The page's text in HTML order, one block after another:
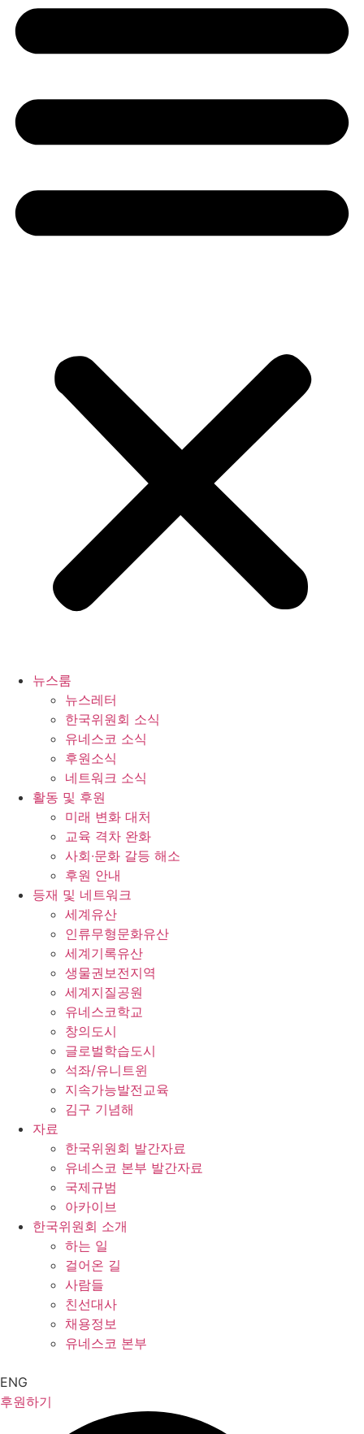
뉴스룸
뉴스레터
한국위원회 소식
유네스코 소식
후원소식
네트워크 소식
활동 및 후원
미래 변화 대처
교육 격차 완화
사회∙문화 갈등 해소
후원 안내
등재 및 네트워크
세계유산
인류무형문화유산
세계기록유산
생물권보전지역
세계지질공원
유네스코학교
창의도시
글로벌학습도시
석좌/유니트윈
지속가능발전교육
김구 기념해
자료
한국위원회 발간자료
유네스코 본부 발간자료
국제규범
아카이브
한국위원회 소개
하는 일
걸어온 길
사람들
친선대사
채용정보
유네스코 본부
ENG
후원하기